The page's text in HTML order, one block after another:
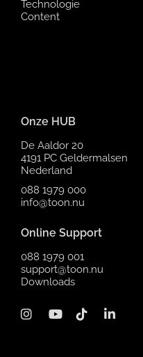
Onze HUB
De Aaldor 20
4191 PC Geldermalsen
Nederland
088 1979 000
info@toon.nu
Online Support
088 1979 001
support@toon.nu
Downloads
Technologie
Content